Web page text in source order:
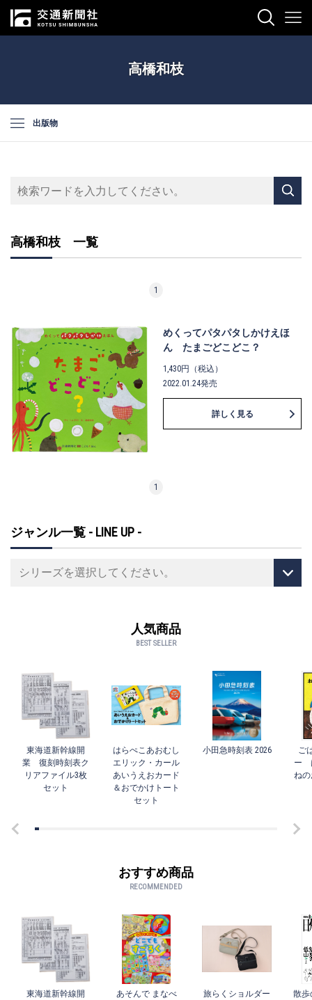
高橋和枝
出版物
高橋和枝 一覧
1
めくってパタパタしかけえほ
ん たまごどこどこ？
1,430円（税込）
2022.01.24発売
詳しく見る
1
ジャンル一覧 - LINE UP -
人気商品
BEST SELLER
東海道新幹線開
業 復刻時刻表ク
リアファイル3枚
セット
はらぺこあおむし
エリック・カール
あいうえおカード
＆おでかけトート
セット
小田急時刻表 2026
ご
ー
ね
おすすめ商品
RECOMMENDED
東海道新幹線開
あそんで まなべ
旅らくショルダー
散歩